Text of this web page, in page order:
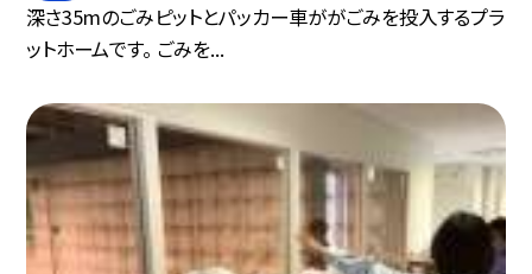
深さ35mのごみピットとパッカー車ががごみを投入するプラ
ットホームです。 ごみを...